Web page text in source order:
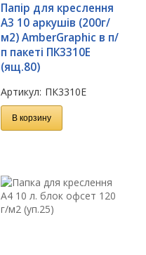
Папір для креслення
А3 10 аркушів (200г/
м2) AmberGraphic в п/
п пакеті ПК3310Е
(ящ.80)
Артикул: ПК3310Е
В корзину